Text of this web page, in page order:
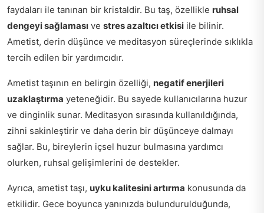
faydaları ile tanınan bir kristaldir. Bu taş, özellikle ruhsal
dengeyi sağlaması ve stres azaltıcı etkisi ile bilinir.
Ametist, derin düşünce ve meditasyon süreçlerinde sıklıkla
tercih edilen bir yardımcıdır.
Ametist taşının en belirgin özelliği, negatif enerjileri
uzaklaştırma yeteneğidir. Bu sayede kullanıcılarına huzur
ve dinginlik sunar. Meditasyon sırasında kullanıldığında,
zihni sakinleştirir ve daha derin bir düşünceye dalmayı
sağlar. Bu, bireylerin içsel huzur bulmasına yardımcı
olurken, ruhsal gelişimlerini de destekler.
Ayrıca, ametist taşı, uyku kalitesini artırma konusunda da
etkilidir. Gece boyunca yanınızda bulundurulduğunda,